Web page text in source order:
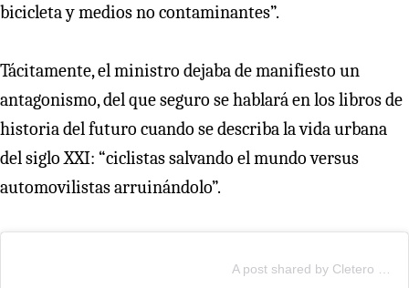
bicicleta y medios no contaminantes”.
Tácitamente, el ministro dejaba de manifiesto un
antagonismo, del que seguro se hablará en los libros de
historia del futuro cuando se describa la vida urbana
del siglo XXI: “ciclistas salvando el mundo versus
automovilistas arruinándolo”.